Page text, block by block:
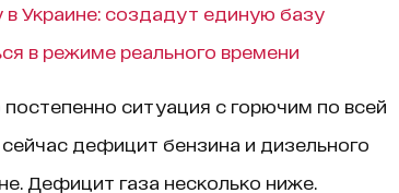
в Украине: создадут единую базу
в режиме реального времени
ситуация с горючим по всей
дефицит бензина и дизельного
Дефицит газа несколько ниже.